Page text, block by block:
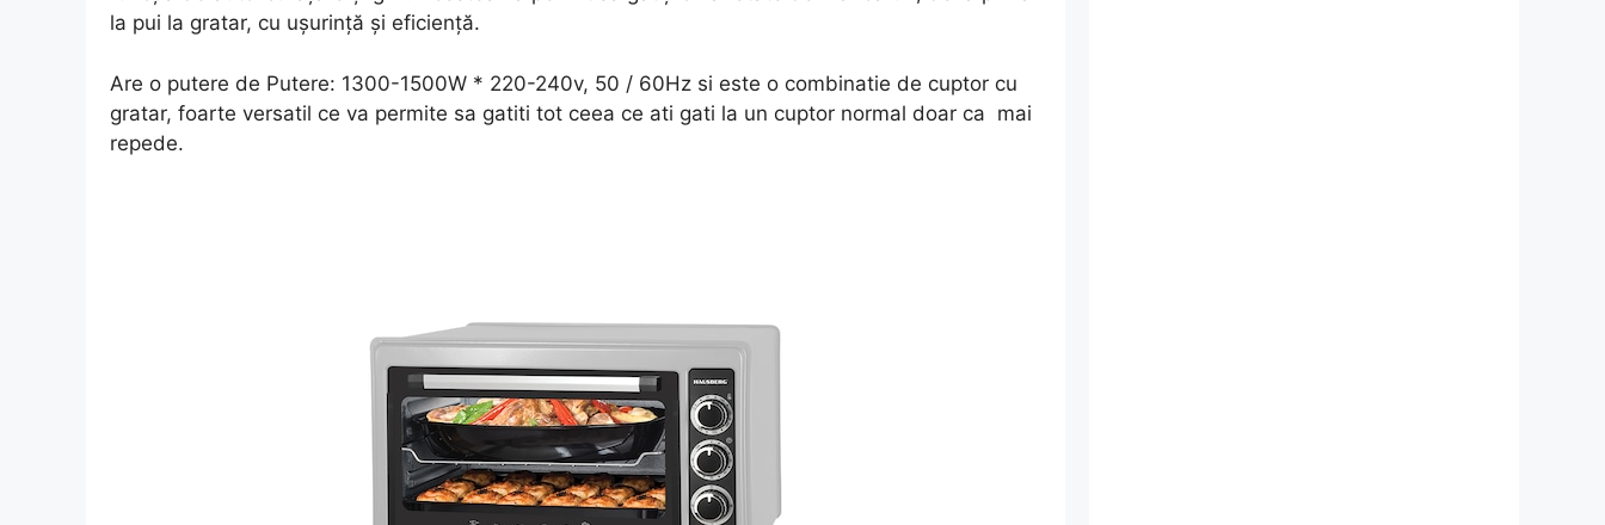
la pui la gratar, cu ușurință și eficiență.
Are o putere de Putere: 1300-1500W * 220-240v, 50 / 60Hz si este o combinatie de cuptor cu
gratar, foarte versatil ce va permite sa gatiti tot ceea ce ati gati la un cuptor normal doar ca mai
repede.